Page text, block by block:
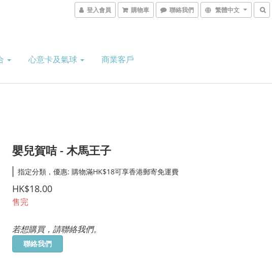
登入會員 購物車 聯絡我們 繁體中文
心意卡及氣球 商業客戶
嬰兒賀咭 - 木馬王子
指定分類，優惠: 購物滿HK$18可享香港郵寄免運費
HK$18.00
售完
若想購買，請聯絡我們。
聯絡我們